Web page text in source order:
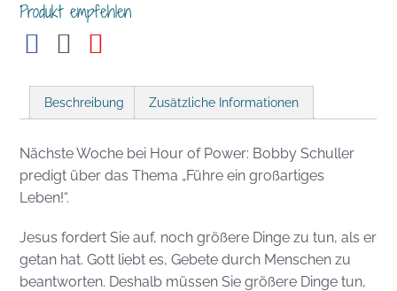
Produkt empfehlen
Beschreibung Zusätzliche Informationen
Nächste Woche bei Hour of Power: Bobby Schuller
predigt über das Thema „Führe ein großartiges
Leben!“.
Jesus fordert Sie auf, noch größere Dinge zu tun, als er
getan hat. Gott liebt es, Gebete durch Menschen zu
beantworten. Deshalb müssen Sie größere Dinge tun,